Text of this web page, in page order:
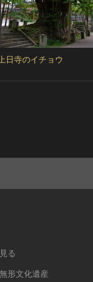
日寺のイチョウ
る
形文化遺産